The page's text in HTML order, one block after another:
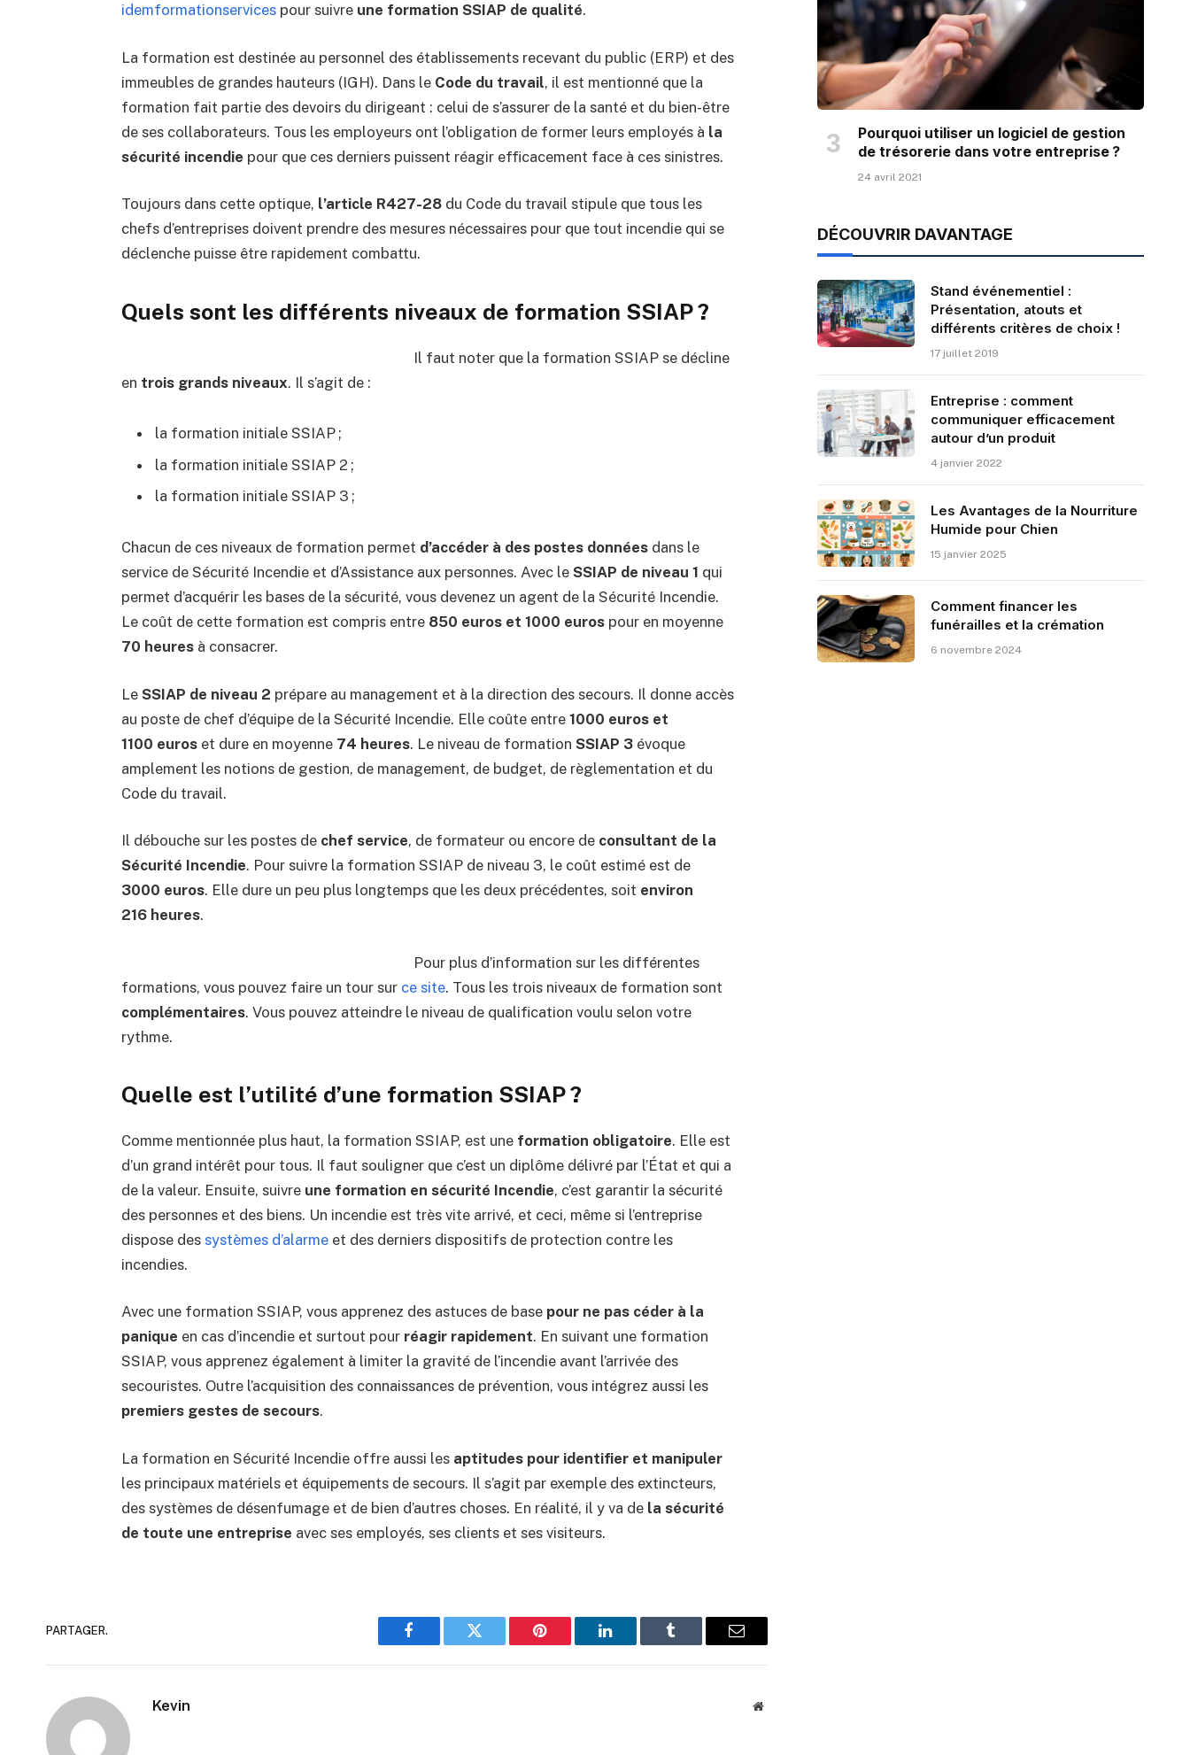
idemformationservicespour suivre une formation SSIAP de qualité.
La formation est destinée au personnel des établissements recevant du public (ERP) et des
immeubles de grandes hauteurs (IGH). Dans le Code du travail, il est mentionné que la
formation fait partie des devoirs du dirigeant : celui de s’assurer de la santé et du bien-être
de ses collaborateurs. Tous les employeurs ont l’obligation de former leurs employés à la
sécurité incendie pour que ces derniers puissent réagir efficacement face à ces sinistres.
Toujours dans cette optique, l’article R427-28du Code du travail stipule que tous les
chefs d’entreprises doivent prendre des mesures nécessaires pour que tout incendie qui se
déclenche puisse être rapidement combattu.
Quels sont les différents niveaux de formation SSIAP ?
Il faut noter que la formation SSIAP se décline
en trois grands niveaux. Il s’agit de :
la formation initiale SSIAP ;
la formation initiale SSIAP 2 ;
la formation initiale SSIAP 3 ;
Chacun de ces niveaux de formation permet d’accéder à des postes donnéesdans le
service de Sécurité Incendie et d’Assistance aux personnes. Avec le SSIAP de niveau 1 qui
permet d’acquérir les bases de la sécurité, vous devenez un agent de la Sécurité Incendie.
Le coût de cette formation est compris entre 850 euros et 1000 eurospour en moyenne
70 heuresà consacrer.
Le SSIAP de niveau 2 prépare au management et à la direction des secours. Il donne accès
au poste de chef d’équipe de la Sécurité Incendie. Elle coûte entre 1000 euros et
1100 euroset dure en moyenne 74 heures. Le niveau de formation SSIAP 3évoque
amplement les notions de gestion, de management, de budget, de règlementation et du
Code du travail.
Il débouche sur les postes de chef service, de formateur ou encore de consultant de la
Sécurité Incendie. Pour suivre la formation SSIAP de niveau 3, le coût estimé est de
3000 euros. Elle dure un peu plus longtemps que les deux précédentes, soit environ
216 heures.
Pour plus d’information sur les différentes
formations, vous pouvez faire un tour sur ce site. Tous les trois niveaux de formation sont
complémentaires. Vous pouvez atteindre le niveau de qualification voulu selon votre
rythme.
Quelle est l’utilité d’une formation SSIAP ?
Comme mentionnée plus haut, la formation SSIAP, est une formation obligatoire. Elle est
d’un grand intérêt pour tous. Il faut souligner que c’est un diplôme délivré par l’État et qui a
de la valeur. Ensuite, suivre une formation en sécurité Incendie, c’est garantir la sécurité
des personnes et des biens. Un incendie est très vite arrivé, et ceci, même si l’entreprise
dispose des systèmes d’alarmeet des derniers dispositifs de protection contre les
incendies.
Avec une formation SSIAP, vous apprenez des astuces de base pour ne pas céder à la
panique en cas d’incendie et surtout pour réagir rapidement. En suivant une formation
SSIAP, vous apprenez également à limiter la gravité de l’incendie avant l’arrivée des
secouristes. Outre l’acquisition des connaissances de prévention, vous intégrez aussi les
premiers gestes de secours.
La formation en Sécurité Incendie offre aussi les aptitudes pour identifier et manipuler
les principaux matériels et équipements de secours. Il s’agit par exemple des extincteurs,
des systèmes de désenfumage et de bien d’autres choses. En réalité, il y va de la sécurité
de toute une entreprise avec ses employés, ses clients et ses visiteurs.
PARTAGER.
Facebook Twitter Pinterest LinkedIn Tumblr Email
Kevin Website
Pourquoi utiliser un logiciel de gestion
de trésorerie dans votre entreprise ?
24 avril 2021
DÉCOUVRIR DAVANTAGE
Stand événementiel :
Présentation, atouts et
différents critères de choix !
17 juillet 2019
Entreprise : comment
communiquer efficacement
autour d’un produit
4 janvier 2022
Les Avantages de la Nourriture
Humide pour Chien
15 janvier 2025
Comment financer les
funérailles et la crémation
6 novembre 2024